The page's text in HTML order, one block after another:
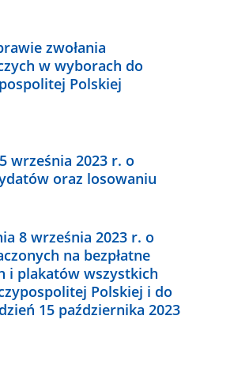
zwołania
w wyborach do
Polskiej
września 2023 r. o
oraz losowaniu
8 września 2023 r. o
na bezpłatne
i plakatów wszystkich
Polskiej i do
15 października 2023